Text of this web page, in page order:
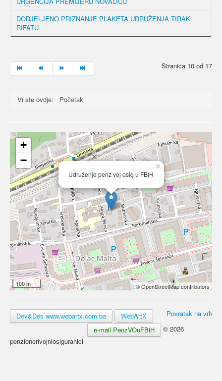
DODJELJENO PRIZNANJE PLAKETA UDRUŽENJA TIRAK
RIFATU
Stranica 10 od 17
Vi ste ovdje: Početak
Udruženje penz voj osig u FBiH
×
+
−
100 m © OpenStreetMap contributors
Povratak na vrh
Dev&Des www.webartx.com.ba
WebArtX
e-mail PenzVOuFBiH
© 2026
penzionerivojniosiguranici